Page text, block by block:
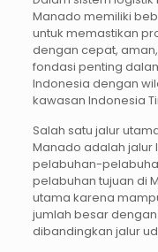
Manado memiliki
untuk memastikan
dengan cepat,
fondasi penting
Indonesia dengan
kawasan Indonesia
Salah satu jalur
Manado adalah jalur
pelabuhan-
pelabuhan tujuan di
utama karena
jumlah besar
dibandingkan jalur